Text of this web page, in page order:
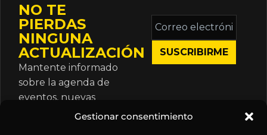
Gestionar consentimiento
NO TE
PIERDAS
NINGUNA
ACTUALIZACIÓN
Mantente informado
sobre la agenda de
eventos, nuevas
publicaciones y
Correo
electrónico
*